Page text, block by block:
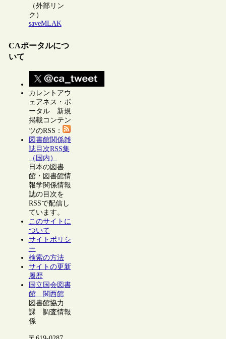
（外部リン
ク）
saveMLAK
CAポータルにつ
いて
カレントアウ
ェアネス・ポ
ータル 新規
掲載コンテン
ツのRSS：
図書館関係雑
誌目次RSS集
（国内）
日本の図書
館・図書館情
報学関係情報
誌の目次を
RSSで配信し
ています。
このサイトに
ついて
サイトポリシ
ー
検索の方法
サイトの更新
履歴
国立国会図書
館 関西館
図書館協力
課 調査情報
係